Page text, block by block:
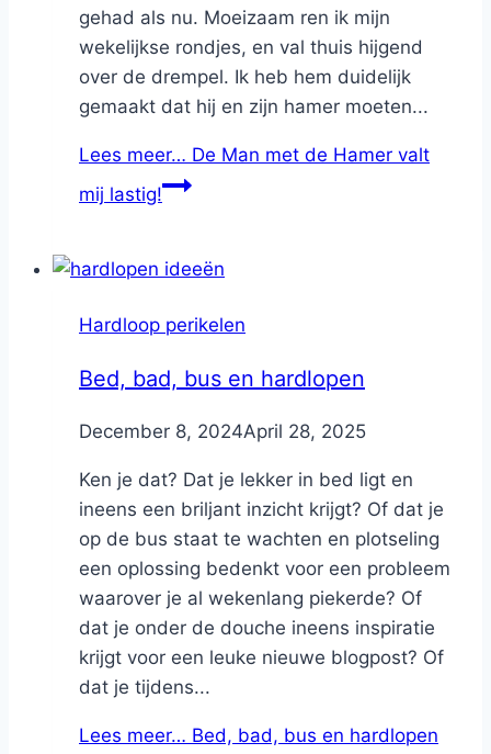
gehad als nu. Moeizaam ren ik mijn
wekelijkse rondjes, en val thuis hijgend
over de drempel. Ik heb hem duidelijk
gemaakt dat hij en zijn hamer moeten...
Lees meer… De Man met de Hamer valt
mij lastig!
Hardloop perikelen
Bed, bad, bus en hardlopen
ByNicole
December 8, 2024April 28, 2025
Ken je dat? Dat je lekker in bed ligt en
ineens een briljant inzicht krijgt? Of dat je
op de bus staat te wachten en plotseling
een oplossing bedenkt voor een probleem
waarover je al wekenlang piekerde? Of
dat je onder de douche ineens inspiratie
krijgt voor een leuke nieuwe blogpost? Of
dat je tijdens...
Lees meer… Bed, bad, bus en hardlopen